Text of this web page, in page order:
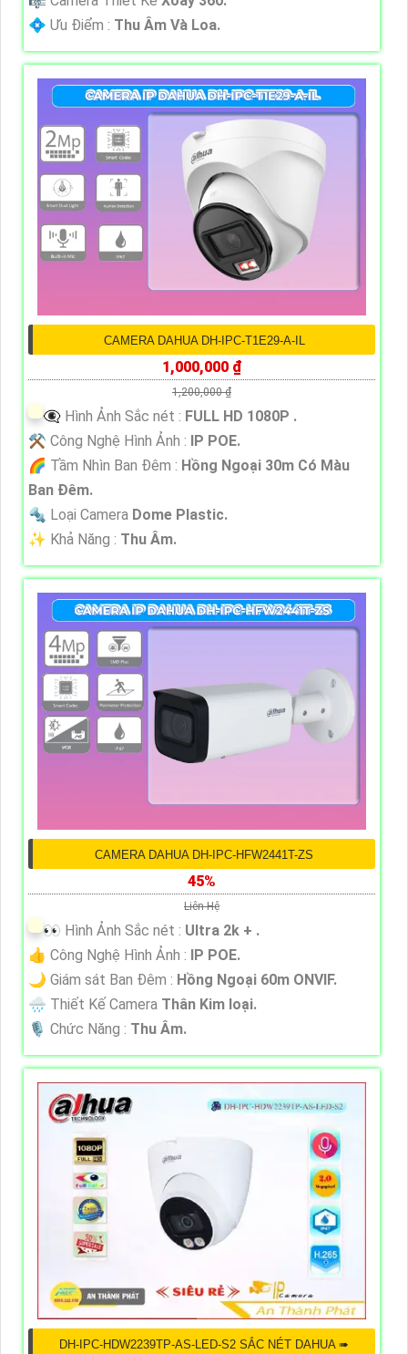
️💠 Ưu Điểm : Thu Âm Và Loa.
CAMERA DAHUA DH-IPC-T1E29-A-IL
1,000,000 ₫
1,200,000 ₫
👁️‍🗨 Hình Ảnh Sắc nét : FULL HD 1080P .
⚒ Công Nghệ Hình Ảnh : IP POE.
🌈 Tầm Nhìn Ban Đêm : Hồng Ngoại 30m Có Màu
Ban Ðêm.
🔩 Loại Camera Dome Plastic.
️✨ Khả Năng : Thu Âm.
CAMERA DAHUA DH-IPC-HFW2441T-ZS
45%
Liên Hệ
️👀 Hình Ảnh Sắc nét : Ultra 2k + .
👍 Công Nghệ Hình Ảnh : IP POE.
🌙 Giám sát Ban Đêm : Hồng Ngoại 60m ONVIF.
🌧️ Thiết Kế Camera Thân Kim loại.
️🎙 Chức Năng : Thu Âm.
DH-IPC-HDW2239TP-AS-LED-S2 SẮC NÉT DAHUA ➠